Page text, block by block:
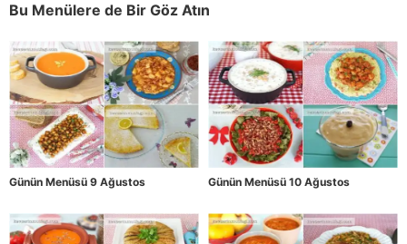
Bu Menülere de Bir Göz Atın
Günün Menüsü 9 Ağustos Günün Menüsü 10 Ağustos